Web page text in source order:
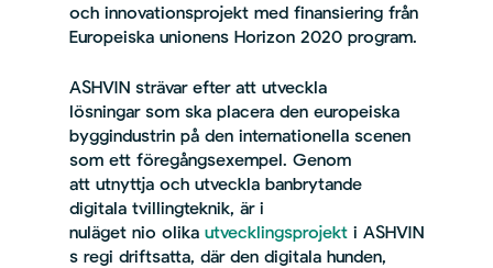
och innovationsprojekt med finansiering från
Europeiska unionens Horizon 2020 program.
ASHVIN strävar efter att utveckla
lösningar som ska placera den europeiska
byggindustrin på den internationella scenen
som ett föregångsexempel. Genom
att utnyttja och utveckla banbrytande
digitala tvillingteknik, är i
nuläget nio olika utvecklingsprojekt i ASHVIN
s regi driftsatta, där den digitala hunden,